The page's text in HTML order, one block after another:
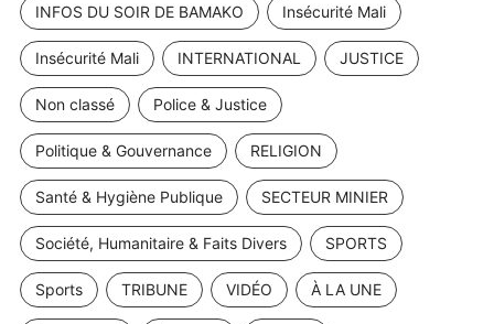
INFOS DU SOIR DE BAMAKO Insécurité Mali
Insécurité Mali INTERNATIONAL JUSTICE
Non classé Police & Justice
Politique & Gouvernance RELIGION
Santé & Hygiène Publique SECTEUR MINIER
Société, Humanitaire & Faits Divers SPORTS
Sports TRIBUNE VIDÉO À LA UNE